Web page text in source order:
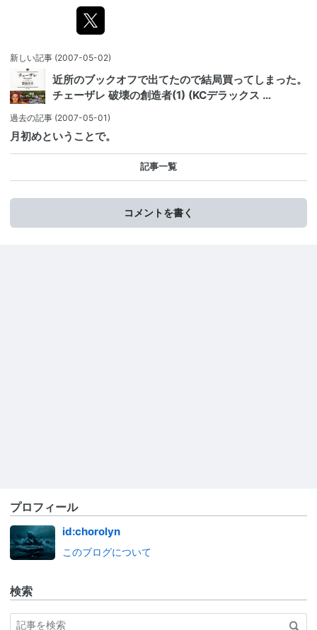
新しい記事 (2007-05-02)
近所のブックオフで出てたので結局買ってしまった。
チェーザレ 破壊の創造者(1) (KCデラックス …
過去の記事 (2007-05-01)
月初めということで。
記事一覧
コメントを書く
プロフィール
id:chorolyn
このブログについて
検索